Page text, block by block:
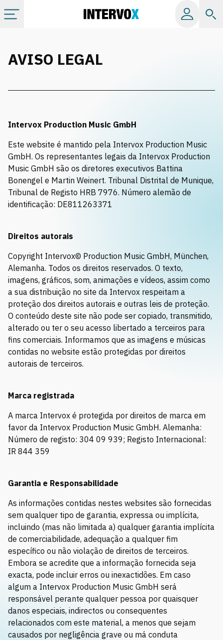
Licença
Info
AVISO LEGAL
Intervox Production Music GmbH
Este website é mantido pela Intervox Production Music
GmbH. Os representantes legais da Intervox Production
Music GmbH são os diretores executivos Battina
Bonengel e Martin Weinert. Tribunal Distrital de Munique,
Tribunal de Registo HRB 7976. Número alemão de
identificação: DE811263371
Direitos autorais
Copyright Intervox© Production Music GmbH, München,
Alemanha. Todos os direitos reservados. O texto,
imagens, gráficos, som, animações e vídeos, assim como
a sua distribuição no site da Intervox respeitam a
proteção dos direitos autorais e outras leis de proteção.
O conteúdo deste site não pode ser copiado, transmitido,
alterado ou ter o seu acesso libertado a terceiros para
fins comerciais. Informamos que as imagens e músicas
contidas no website estão protegidas por direitos
autorais de terceiros.
Marca registrada
A marca Intervox é protegida por direitos de marca em
favor da Intervox Production Music GmbH. Alemanha:
Número de registo: 304 09 939; Registo Internacional:
IR 844 359
Garantia e Responsabilidade
As informações contidas nestes websites são fornecidas
sem qualquer tipo de garantia, expressa ou implícita,
incluindo (mas não limitada a) qualquer garantia implícita
de comerciabilidade, adequação a qualquer fim
específico ou não violação de direitos de terceiros.
Embora se acredite que a informação fornecida seja
exacta, pode incluir erros ou inexactidões. Em caso
algum a Intervox Production Music GmbH será
responsável perante qualquer pessoa por quaisquer
danos especiais, indirectos ou consequentes
relacionados com este material, a menos que sejam
causados por negligência grave ou má conduta